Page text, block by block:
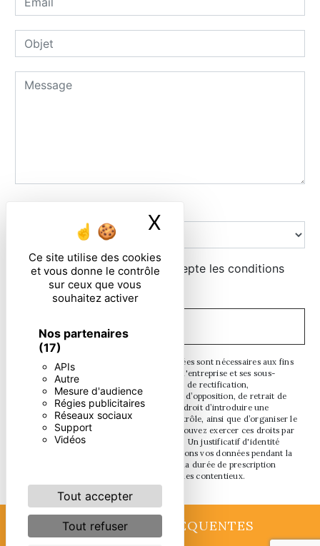
Ce site utilise des cookies
et vous donne le contrôle
sur ceux que vous
souhaitez activer
Nos partenaires
(17)
APIs
Autre
Mesure d'audience
Régies publicitaires
Réseaux sociaux
Support
Vidéos
Tout accepter
Tout refuser
X Masquer le
En cochant cette case, j'accepte les conditions
particulières ci-dessous **
** Les données personnelles communiquées sont nécessaires aux fins
de vous contacter. Elles sont destinées à l'entreprise et ses sous-
traitants. Vous disposez de droits d’accès, de rectification,
d’effacement, de portabilité, de limitation, d’opposition, de retrait de
votre consentement à tout moment et du droit d’introduire une
réclamation auprès d’une autorité de contrôle, ainsi que d’organiser le
sort de vos données post-mortem. Vous pouvez exercer ces droits par
voie postale ou par courrier électronique. Un justificatif d'identité
pourra vous être demandé. Nous conservons vos données pendant la
période de prise de contact puis pendant la durée de prescription
légale aux fins probatoires et de gestion des contentieux.
RECHERCHES FRÉQUENTES